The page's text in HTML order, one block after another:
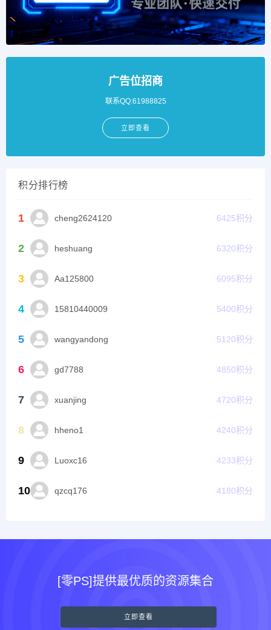
广告位招商
联系QQ:61988825
立即查看
积分排行榜
1 cheng2624120 6425积分
2 heshuang 6320积分
3 Aa125800 6095积分
4 15810440009 5400积分
5 wangyandong 5120积分
6 gd7788 4850积分
7 xuanjing 4720积分
8 hheno1 4240积分
9 Luoxc16 4233积分
10 qzcq176 4180积分
[零PS]提供最优质的资源集合
立即查看